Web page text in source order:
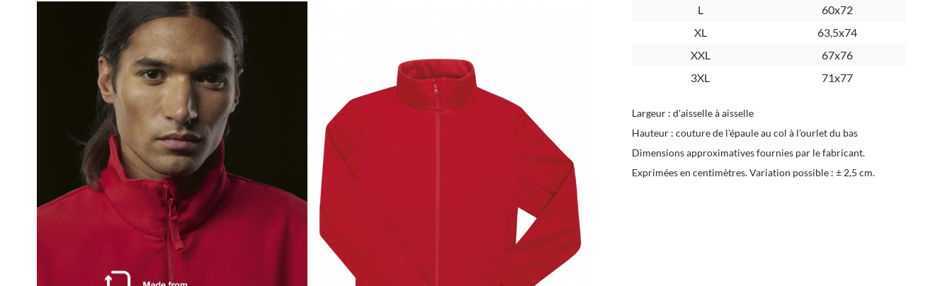
L
60x72
XL
63,5x74
XXL
67x76
3XL
71x77
Largeur : d'aisselle à aisselle
Hauteur : couture de l'épaule au col à l'ourlet du bas
Dimensions approximatives fournies par le fabricant.
Exprimées en centimètres. Variation possible : ± 2,5 cm.